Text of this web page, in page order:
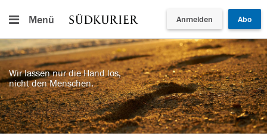
Menü Anmelden Abo
Wir lassen nur die Hand los,
nicht den Menschen.